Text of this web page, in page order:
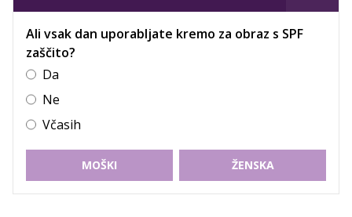
Ali vsak dan uporabljate kremo za obraz s SPF
zaščito?
Da
Ne
Včasih
MOŠKI ŽENSKA